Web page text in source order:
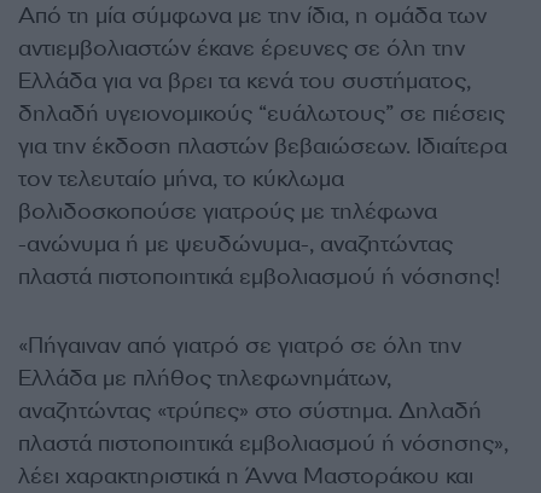
Από τη μία σύμφωνα με την ίδια, η ομάδα των
αντιεμβολιαστών έκανε έρευνες σε όλη την
Ελλάδα για να βρει τα κενά του συστήματος,
δηλαδή υγειονομικούς “ευάλωτους” σε πιέσεις
για την έκδοση πλαστών βεβαιώσεων. Ιδιαίτερα
τον τελευταίο μήνα, το κύκλωμα
βολιδοσκοπούσε γιατρούς με τηλέφωνα
-ανώνυμα ή με ψευδώνυμα-, αναζητώντας
πλαστά πιστοποιητικά εμβολιασμού ή νόσησης!
«Πήγαιναν από γιατρό σε γιατρό σε όλη την
Ελλάδα με πλήθος τηλεφωνημάτων,
αναζητώντας «τρύπες» στο σύστημα. Δηλαδή
πλαστά πιστοποιητικά εμβολιασμού ή νόσησης»,
λέει χαρακτηριστικά η Άννα Μαστοράκου και